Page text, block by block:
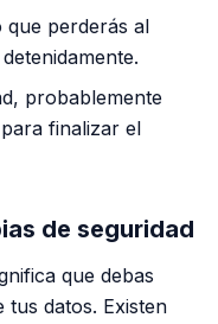
que perderás al
probablemente
finalizar el
de seguridad
que debas
datos. Existen